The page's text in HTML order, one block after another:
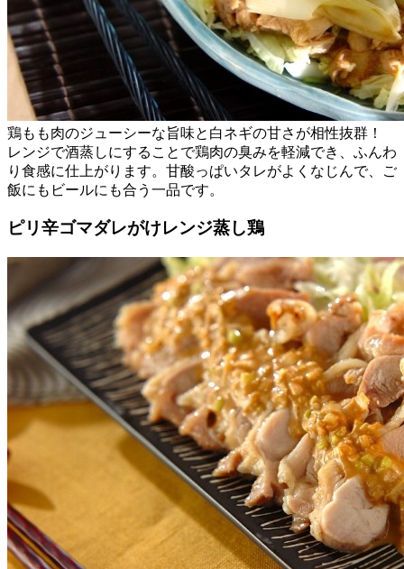
鶏もも肉のジューシーな旨味と白ネギの甘さが相性抜群！
レンジで酒蒸しにすることで鶏肉の臭みを軽減でき、ふんわ
り食感に仕上がります。甘酸っぱいタレがよくなじんで、ご
飯にもビールにも合う一品です。
ピリ辛ゴマダレがけレンジ蒸し鶏